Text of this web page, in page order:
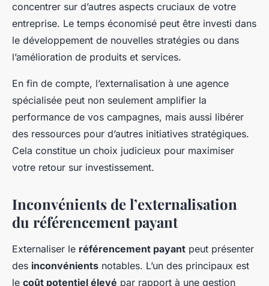
concentrer sur d’autres aspects cruciaux de votre
entreprise. Le temps économisé peut être investi dans
le développement de nouvelles stratégies ou dans
l’amélioration de produits et services.
En fin de compte, l’externalisation à une agence
spécialisée peut non seulement amplifier la
performance de vos campagnes, mais aussi libérer
des ressources pour d’autres initiatives stratégiques.
Cela constitue un choix judicieux pour maximiser
votre retour sur investissement.
Inconvénients de l’externalisation
du référencement payant
Externaliser le référencement payant peut présenter
des inconvénients notables. L’un des principaux est
le coût potentiel élevé par rapport à une gestion